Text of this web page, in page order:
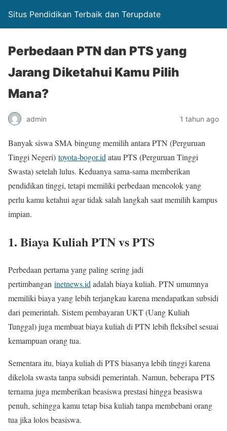
Situs Pendidikan Terbaik dan Terupdate
Perbedaan PTN dan PTS yang
Jarang Diketahui Kamu Pilih
Mana?
admin 1 tahun ago
Banyak siswa SMA bingung memilih antara PTN (Perguruan
Tinggi Negeri) toyota-bogor.id atau PTS (Perguruan Tinggi
Swasta) setelah lulus. Keduanya sama-sama memberikan
pendidikan tinggi, tetapi memiliki perbedaan mencolok yang
perlu kamu ketahui agar tidak salah langkah saat memilih kampus
impian.
1. Biaya Kuliah PTN vs PTS
Perbedaan pertama yang paling sering jadi
pertimbangan inetnews.id adalah biaya kuliah. PTN umumnya
memiliki biaya yang lebih terjangkau karena mendapatkan subsidi
dari pemerintah. Sistem pembayaran UKT (Uang Kuliah
Tunggal) juga membuat biaya kuliah di PTN lebih fleksibel sesuai
kemampuan orang tua.
Sementara itu, biaya kuliah di PTS biasanya lebih tinggi karena
dikelola swasta tanpa subsidi pemerintah. Namun, beberapa PTS
ternama juga memberikan beasiswa prestasi hingga beasiswa
penuh, sehingga kamu tetap bisa kuliah tanpa membebani orang
tua jika lolos beasiswa.